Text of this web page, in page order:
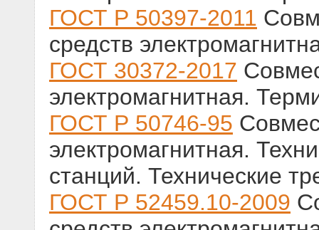
ГОСТ Р 50397-2011
средств
ГОСТ 30372-2017
электромагнитная.
ГОСТ Р 50746-95
электромагнитная.
станций. Технические
ГОСТ Р 52459.10-2009